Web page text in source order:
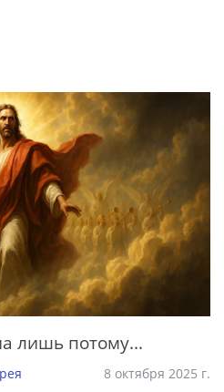
лишь потому...
8 октября 2025 г.